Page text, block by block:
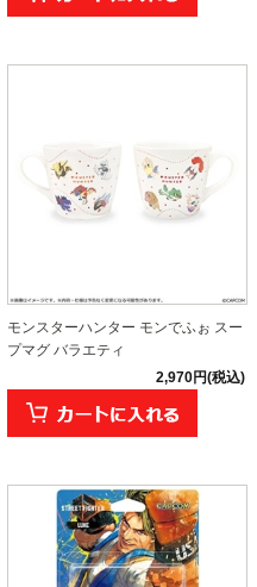
モンスターハンター モンでふぉ スー
プマグ バラエティ
2,970円(税込)